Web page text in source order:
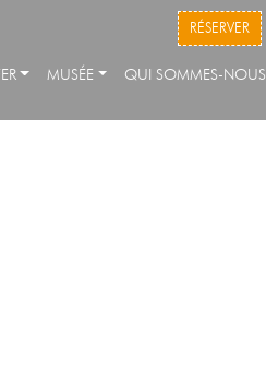
RÉSERVER
MUSÉE QUI SOMMES-NOUS